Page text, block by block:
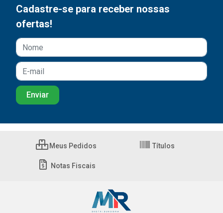
Cadastre-se para receber nossas
ofertas!
Meus Pedidos Títulos
Notas Fiscais